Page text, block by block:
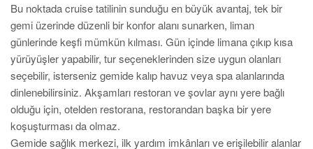
Bu noktada cruise tatilinin sunduğu en büyük avantaj, tek bir
gemi üzerinde düzenli bir konfor alanı sunarken, liman
günlerinde keşfi mümkün kılması. Gün içinde limana çıkıp kısa
yürüyüşler yapabilir, tur seçeneklerinden size uygun olanları
seçebilir, isterseniz gemide kalıp havuz veya spa alanlarında
dinlenebilirsiniz. Akşamları restoran ve şovlar aynı yere bağlı
olduğu için, otelden restorana, restorandan başka bir yere
koşuşturması da olmaz.
Gemide sağlık merkezi, ilk yardım imkânları ve erişilebilir alanlar